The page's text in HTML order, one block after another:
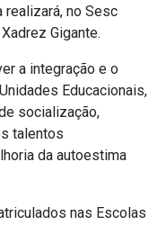
realizará, no Sesc
Gigante.
a integração e o
Educacionais,
socialização,
talentos
da autoestima
nas Escolas